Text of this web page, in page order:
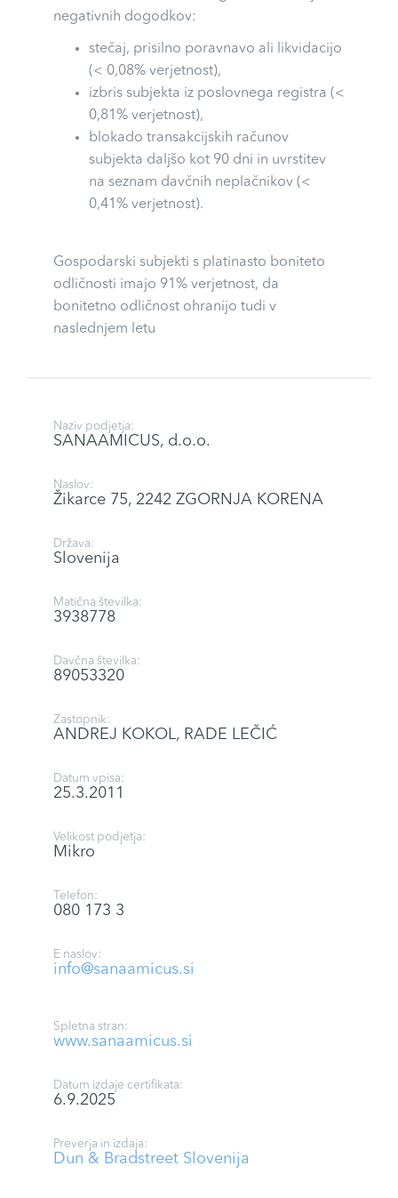
negativnih dogodkov:
stečaj, prisilno poravnavo ali likvidacijo
(< 0,08% verjetnost),
izbris subjekta iz poslovnega registra (<
0,81% verjetnost),
blokado transakcijskih računov
subjekta daljšo kot 90 dni in uvrstitev
na seznam davčnih neplačnikov (<
0,41% verjetnost).
Gospodarski subjekti s platinasto boniteto
odličnosti imajo 91% verjetnost, da
bonitetno odličnost ohranijo tudi v
naslednjem letu
Naziv podjetja:
SANAAMICUS, d.o.o.
Naslov:
Žikarce 75, 2242 ZGORNJA KORENA
Država:
Slovenija
Matična številka:
3938778
Davčna številka:
89053320
Zastopnik:
ANDREJ KOKOL, RADE LEČIĆ
Datum vpisa:
25.3.2011
Velikost podjetja:
Mikro
Telefon:
080 173 3
E naslov:
info@sanaamicus.si
Spletna stran:
www.sanaamicus.si
Datum izdaje certifikata:
6.9.2025
Preverja in izdaja:
Dun & Bradstreet Slovenija